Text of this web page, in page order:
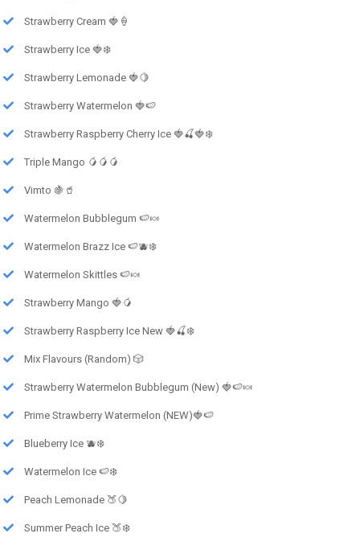
Strawberry Cream 🍓🍦
Strawberry Ice 🍓❄️
Strawberry Lemonade 🍓🍋
Strawberry Watermelon 🍓🍉
Strawberry Raspberry Cherry Ice 🍓🍒🍓❄️
Triple Mango 🥭🥭🥭
Vimto 🍇🥤
Watermelon Bubblegum 🍉🍬
Watermelon Brazz Ice 🍉🫐❄️
Watermelon Skittles 🍉🍬
Strawberry Mango 🍓🥭
Strawberry Raspberry Ice New 🍓🍒❄️
Mix Flavours (Random) 🎲
Strawberry Watermelon Bubblegum (New) 🍓🍉🍬
Prime Strawberry Watermelon (NEW)🍓🍉
Blueberry Ice 🫐❄️
Watermelon Ice 🍉❄️
Peach Lemonade 🍑🍋
Summer Peach Ice 🍑❄️